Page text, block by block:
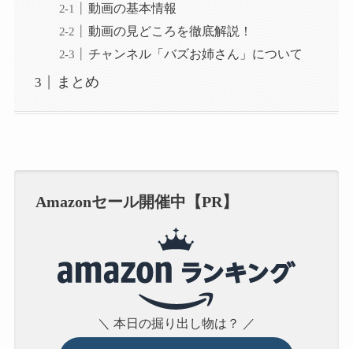
動画の基本情報
動画の見どころを徹底解説！
チャンネル「バズお姉さん」について
まとめ
Amazonセール開催中【PR】
＼ 本日の掘り出し物は？ ／